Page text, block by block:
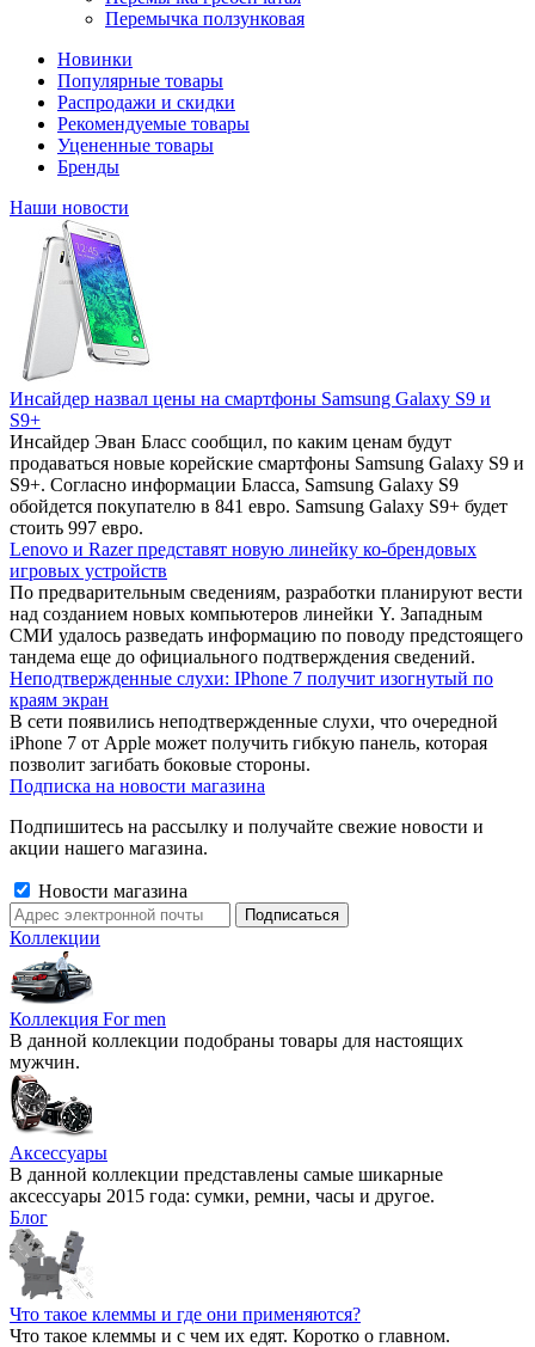
Перемычка ползунковая
Новинки
Популярные товары
Распродажи и скидки
Рекомендуемые товары
Уцененные товары
Бренды
Наши новости
Инсайдер назвал цены на смартфоны Samsung Galaxy S9 и
S9+
Инсайдер Эван Бласс сообщил, по каким ценам будут
продаваться новые корейские смартфоны Samsung Galaxy S9 и
S9+. Согласно информации Бласса, Samsung Galaxy S9
обойдется покупателю в 841 евро. Samsung Galaxy S9+ будет
стоить 997 евро.
Lenovo и Razer представят новую линейку ко-брендовых
игровых устройств
По предварительным сведениям, разработки планируют вести
над созданием новых компьютеров линейки Y. Западным
СМИ удалось разведать информацию по поводу предстоящего
тандема еще до официального подтверждения сведений.
Неподтвержденные слухи: IPhone 7 получит изогнутый по
краям экран
В сети появились неподтвержденные слухи, что очередной
iPhone 7 от Apple может получить гибкую панель, которая
позволит загибать боковые стороны.
Подписка на новости магазина
Подпишитесь на рассылку и получайте свежие новости и
акции нашего магазина.
Новости магазина
Коллекции
Коллекция For men
В данной коллекции подобраны товары для настоящих
мужчин.
Аксессуары
В данной коллекции представлены самые шикарные
аксессуары 2015 года: сумки, ремни, часы и другое.
Блог
Что такое клеммы и где они применяются?
Что такое клеммы и с чем их едят. Коротко о главном.